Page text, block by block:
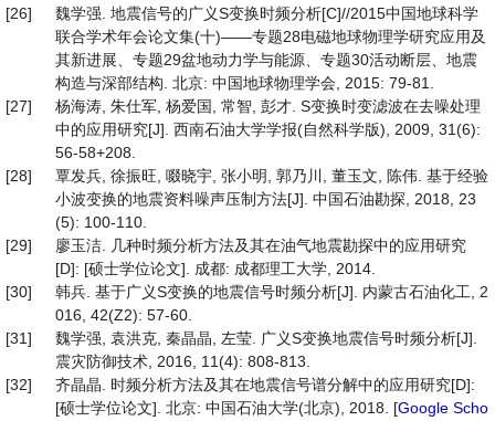
[26]
魏学强. 地震信号的广义S变换时频分析[C]//2015中国地球科学
联合学术年会论文集(十)——专题28电磁地球物理学研究应用及
其新进展、专题29盆地动力学与能源、专题30活动断层、地震
构造与深部结构. 北京: 中国地球物理学会, 2015: 79-81.
[27]
杨海涛, 朱仕军, 杨爱国, 常智, 彭才. S变换时变滤波在去噪处理
中的应用研究[J]. 西南石油大学学报(自然科学版), 2009, 31(6):
56-58+208.
[28]
覃发兵, 徐振旺, 啜晓宇, 张小明, 郭乃川, 董玉文, 陈伟. 基于经验
小波变换的地震资料噪声压制方法[J]. 中国石油勘探, 2018, 23
(5): 100-110.
[29]
廖玉洁. 几种时频分析方法及其在油气地震勘探中的应用研究
[D]: [硕士学位论文]. 成都: 成都理工大学, 2014.
[30]
韩兵. 基于广义S变换的地震信号时频分析[J]. 内蒙古石油化工, 2
016, 42(Z2): 57-60.
[31]
魏学强, 袁洪克, 秦晶晶, 左莹. 广义S变换地震信号时频分析[J].
震灾防御技术, 2016, 11(4): 808-813.
[32]
齐晶晶. 时频分析方法及其在地震信号谱分解中的应用研究[D]:
[硕士学位论文]. 北京: 中国石油大学(北京), 2018. [Google Scho